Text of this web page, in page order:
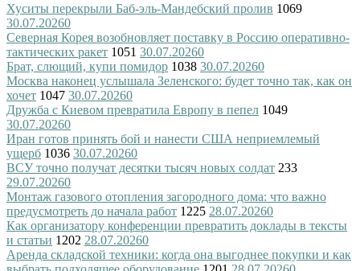
Хуситы перекрыли Баб-эль-Мандебский пролив 1069
30.07.20260
Северная Корея возобновляет поставку в Россию оперативно-
тактических ракет 1051 30.07.20260
Брат, слющий, купи помидор 1038 30.07.20260
Москва наконец услышала Зеленского: будет точно так, как он
хочет 1047 30.07.20260
Дружба с Киевом превратила Европу в пепел 1049
30.07.20260
Иран готов принять бой и нанести США неприемлемый
ущерб 1036 30.07.20260
ВСУ точно получат десятки тысяч новых солдат 233
29.07.20260
Монтаж газового отопления загородного дома: что важно
предусмотреть до начала работ 1225 28.07.20260
Как организатору конференции превратить доклады в тексты
и статьи 1202 28.07.20260
Аренда складской техники: когда она выгоднее покупки и как